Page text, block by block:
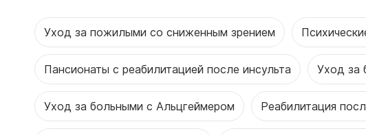
Уход за пожилыми со сниженным зрением
Пансионаты с реабилитацией после инсульта Уход за
Уход за больными с Альцгеймером Реабилитация